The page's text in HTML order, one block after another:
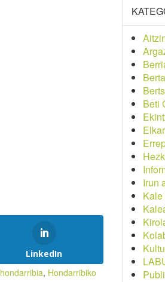
LinkedIn
hondarribia, Hondarribiko
Beti
Irun